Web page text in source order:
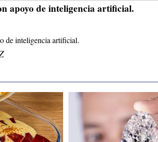
apoyo de inteligencia artificial.
de inteligencia artificial.